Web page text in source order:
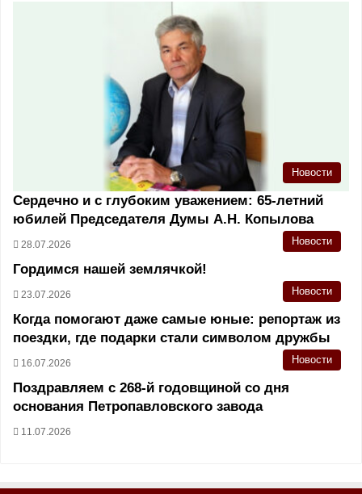
Новости
Сердечно и с глубоким уважением: 65-летний
юбилей Председателя Думы А.Н. Копылова
28.07.2026 Новости
Гордимся нашей землячкой!
23.07.2026 Новости
Когда помогают даже самые юные: репортаж из
поездки, где подарки стали символом дружбы
16.07.2026 Новости
Поздравляем с 268-й годовщиной со дня
основания Петропавловского завода
11.07.2026